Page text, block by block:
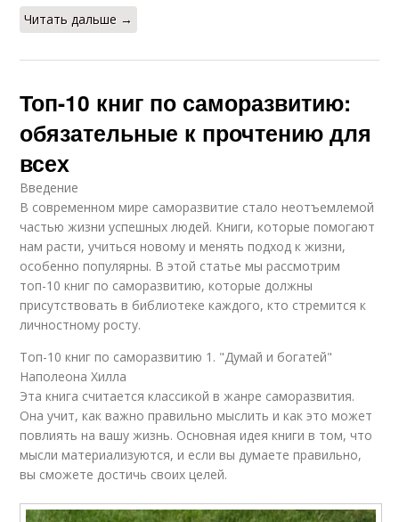
Читать дальше →
Топ-10 книг по саморазвитию:
обязательные к прочтению для
всех
Введение
В современном мире саморазвитие стало неотъемлемой
частью жизни успешных людей. Книги, которые помогают
нам расти, учиться новому и менять подход к жизни,
особенно популярны. В этой статье мы рассмотрим
топ-10 книг по саморазвитию, которые должны
присутствовать в библиотеке каждого, кто стремится к
личностному росту.
Топ-10 книг по саморазвитию 1. "Думай и богатей"
Наполеона Хилла
Эта книга считается классикой в жанре саморазвития.
Она учит, как важно правильно мыслить и как это может
повлиять на вашу жизнь. Основная идея книги в том, что
мысли материализуются, и если вы думаете правильно,
вы сможете достичь своих целей.